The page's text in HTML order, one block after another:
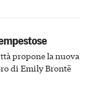
propone la nuova
di Emily Brontë